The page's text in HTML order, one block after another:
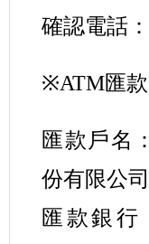
確認電話
※ATM匯款
匯款戶名
份有限公司
匯款銀行